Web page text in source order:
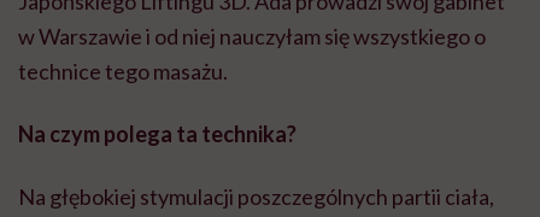
w Warszawie i od niej nauczyłam się wszystkiego o
technice tego masażu.
Na czym polega ta technika?
Na głębokiej stymulacji poszczególnych partii ciała,